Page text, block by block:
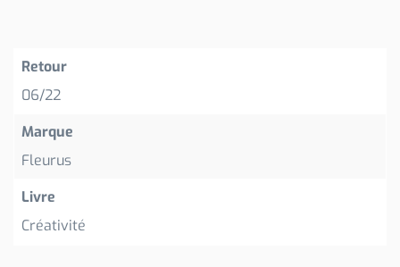
Retour
06/22
Marque
Fleurus
Livre
Créativité